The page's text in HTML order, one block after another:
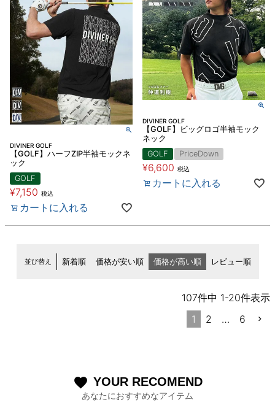
DIVINER GOLF
【GOLF】ハーフZIP半袖モックネ
ック
GOLF
¥7,150 税込
カートに入れる
DIVINER GOLF
【GOLF】ビッグロゴ半袖モック
ネック
GOLF
PriceDown
¥6,600 税込
カートに入れる
並び替え 新着順 価格が安い順 価格が高い順 レビュー順
107件中 1-20件表示
1
2 … 6
favorite YOUR RECOMEND
あなたにおすすめなアイテム